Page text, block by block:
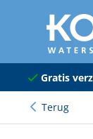
naar hoofdinhoud
Gratis
Terug